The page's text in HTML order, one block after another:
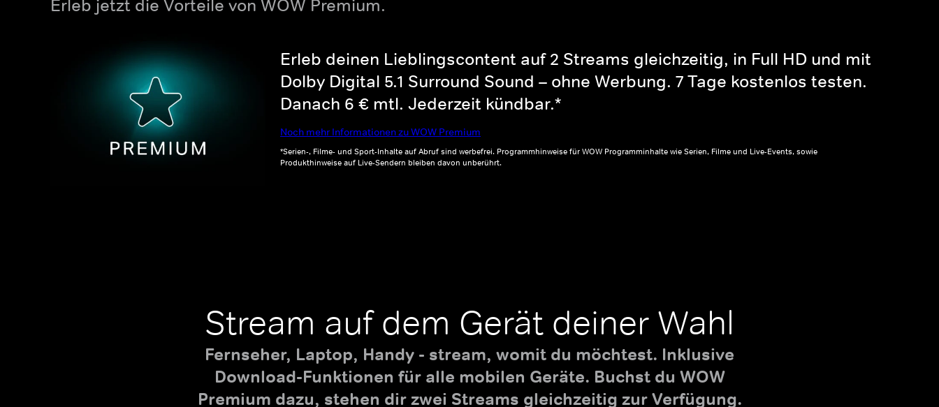
Erleb jetzt die Vorteile von WOW Premium.
Erleb deinen Lieblingscontent auf 2 Streams gleichzeitig, in Full HD und mit
Dolby Digital 5.1 Surround Sound – ohne Werbung. 7 Tage kostenlos testen.
Danach 6 € mtl. Jederzeit kündbar.*
Noch mehr Informationen zu WOW Premium
*Serien-, Filme- und Sport-Inhalte auf Abruf sind werbefrei. Programmhinweise für WOW Programminhalte wie Serien, Filme und Live-Events, sowie
Produkthinweise auf Live-Sendern bleiben davon unberührt.
Stream auf dem Gerät deiner Wahl
Fernseher, Laptop, Handy - stream, womit du möchtest. Inklusive
Download-Funktionen für alle mobilen Geräte. Buchst du WOW
Premium dazu, stehen dir zwei Streams gleichzeitig zur Verfügung.